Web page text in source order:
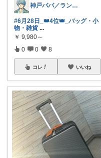
神戸パパ／ランキング＆レビュー毎日掲載
#6月28日_👑4位👑_バッグ・小
物・雑貨 ...
￥ 9,980～
0 0 8
コレ いいね